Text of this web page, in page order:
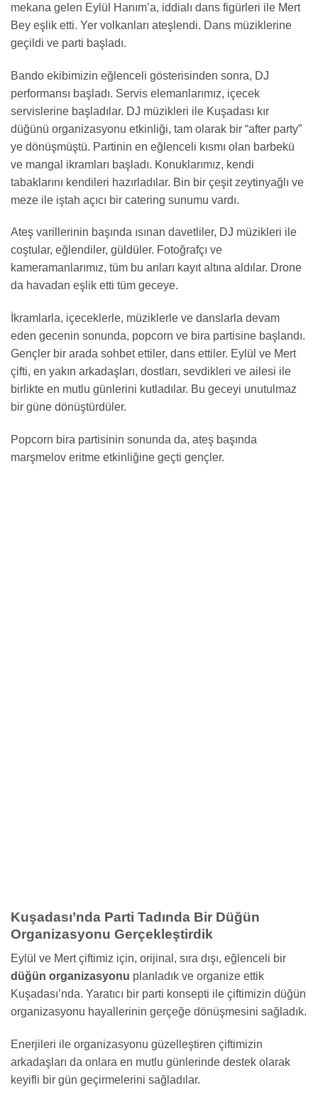
mekana gelen Eylül Hanım’a, iddialı dans figürleri ile Mert
Bey eşlik etti. Yer volkanları ateşlendi. Dans müziklerine
geçildi ve parti başladı.
Bando ekibimizin eğlenceli gösterisinden sonra, DJ
performansı başladı. Servis elemanlarımız, içecek
servislerine başladılar. DJ müzikleri ile Kuşadası kır
düğünü organizasyonu etkinliği, tam olarak bir “after party”
ye dönüşmüştü. Partinin en eğlenceli kısmı olan barbekü
ve mangal ikramları başladı. Konuklarımız, kendi
tabaklarını kendileri hazırladılar. Bin bir çeşit zeytinyağlı ve
meze ile iştah açıcı bir catering sunumu vardı.
Ateş varillerinin başında ısınan davetliler, DJ müzikleri ile
coştular, eğlendiler, güldüler. Fotoğrafçı ve
kameramanlarımız, tüm bu anları kayıt altına aldılar. Drone
da havadan eşlik etti tüm geceye.
İkramlarla, içeceklerle, müziklerle ve danslarla devam
eden gecenin sonunda, popcorn ve bira partisine başlandı.
Gençler bir arada sohbet ettiler, dans ettiler. Eylül ve Mert
çifti, en yakın arkadaşları, dostları, sevdikleri ve ailesi ile
birlikte en mutlu günlerini kutladılar. Bu geceyi unutulmaz
bir güne dönüştürdüler.
Popcorn bira partisinin sonunda da, ateş başında
marşmelov eritme etkinliğine geçti gençler.
Kuşadası’nda Parti Tadında Bir Düğün
Organizasyonu Gerçekleştirdik
Eylül ve Mert çiftimiz için, orijinal, sıra dışı, eğlenceli bir
düğün organizasyonu planladık ve organize ettik
Kuşadası’nda. Yaratıcı bir parti konsepti ile çiftimizin düğün
organizasyonu hayallerinin gerçeğe dönüşmesini sağladık.
Enerjileri ile organizasyonu güzelleştiren çiftimizin
arkadaşları da onlara en mutlu günlerinde destek olarak
keyifli bir gün geçirmelerini sağladılar.